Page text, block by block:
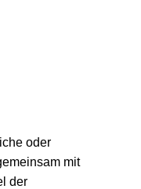
oder
mit
der